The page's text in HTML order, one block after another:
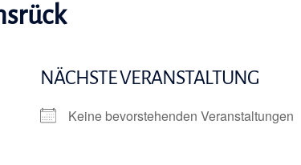
NÄCHSTE VERANSTALTUNG
Keine bevorstehenden Veranstaltungen